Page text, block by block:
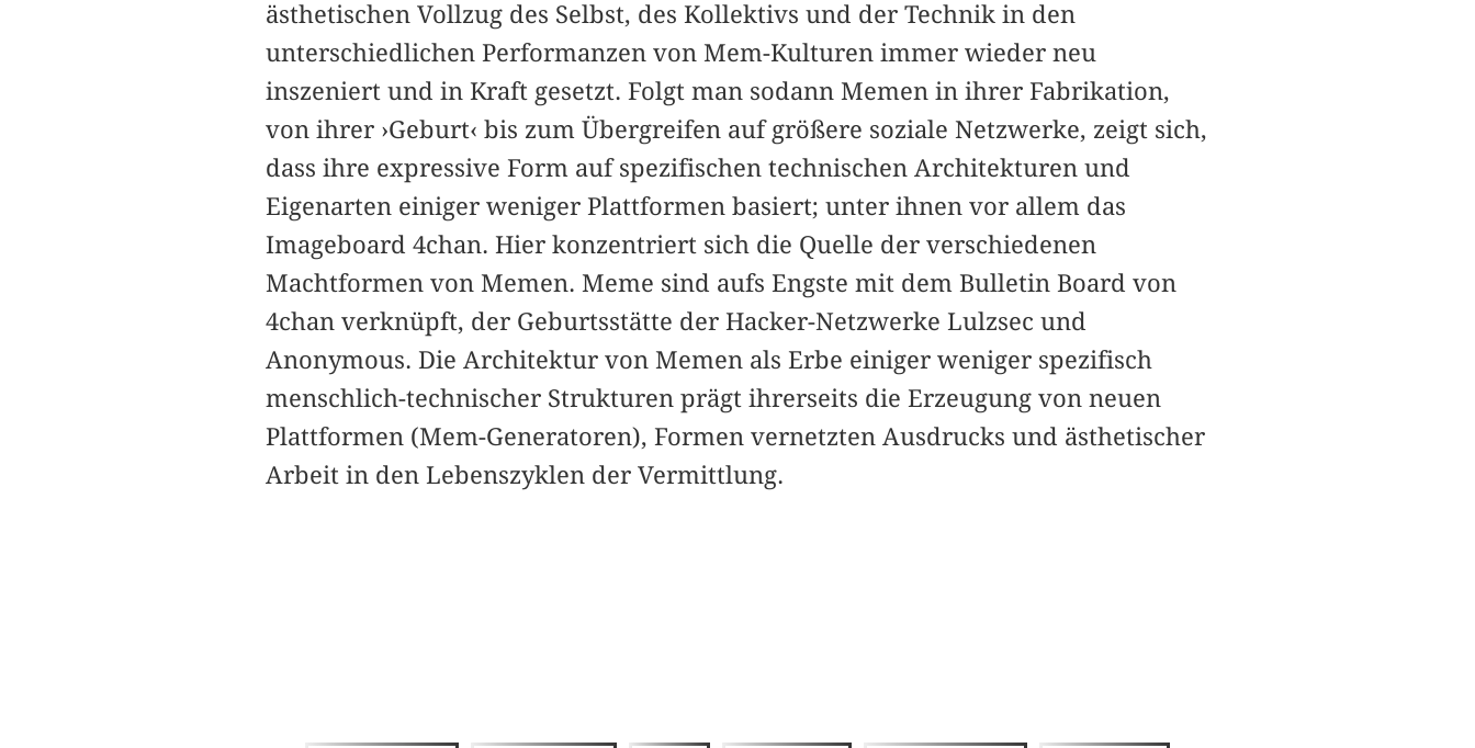
ästhetischen Vollzug des Selbst, des Kollektivs und der Technik in den
unterschiedlichen Performanzen von Mem-Kulturen immer wieder neu
inszeniert und in Kraft gesetzt. Folgt man sodann Memen in ihrer Fabrikation,
von ihrer ›Geburt‹ bis zum Übergreifen auf größere soziale Netzwerke, zeigt sich,
dass ihre expressive Form auf spezifischen technischen Architekturen und
Eigenarten einiger weniger Plattformen basiert; unter ihnen vor allem das
Imageboard 4chan. Hier konzentriert sich die Quelle der verschiedenen
Machtformen von Memen. Meme sind aufs Engste mit dem Bulletin Board von
4chan verknüpft, der Geburtsstätte der Hacker-Netzwerke Lulzsec und
Anonymous. Die Architektur von Memen als Erbe einiger weniger spezifisch
menschlich-technischer Strukturen prägt ihrerseits die Erzeugung von neuen
Plattformen (Mem-Generatoren), Formen vernetzten Ausdrucks und ästhetischer
Arbeit in den Lebenszyklen der Vermittlung.